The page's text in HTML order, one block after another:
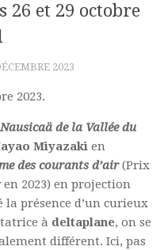
26 et 29 octobre
2023
2023.
Nausicaä de la Vallée du
Miyazaki en
des courants d’air(Prix
2023) en projection
la présence d’un curieux
à deltaplane, on se
différent. Ici, pas